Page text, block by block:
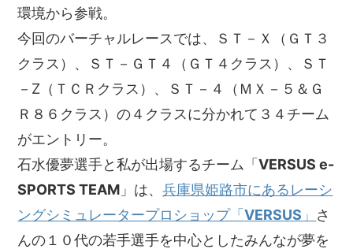
環境から参戦。
今回のバーチャルレースでは、ＳＴ－Ｘ（ＧＴ３
クラス）、ＳＴ－ＧＴ４（ＧＴ４クラス）、ＳＴ
－Z（ＴＣＲクラス）、ＳＴ－４（ＭＸ－５＆Ｇ
Ｒ８６クラス）の４クラスに分かれて３４チーム
がエントリー。
石水優夢選手と私が出場するチーム「VERSUS e-
SPORTS TEAM 」は、兵庫県姫路市にあるレーシ
ングシミュレータープロショップ「VERSUS 」 さ
んの１０代の若手選手を中心としたみんなが夢を